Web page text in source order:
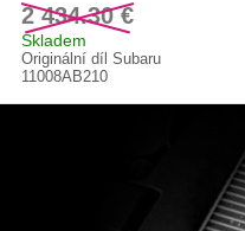
2 434.30 €
Skladem
Originální díl Subaru
11008AB210